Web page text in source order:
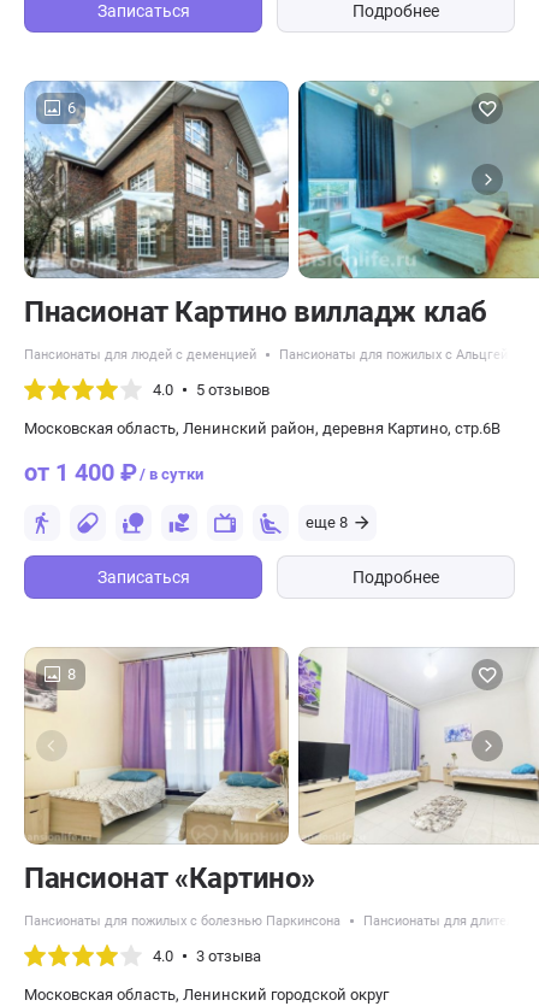
Записаться Подробнее
6
Пнасионат Картино вилладж клаб
Пансионаты для людей с деменцией Пансионаты для пожилых с
4.0 5 отзывов
Московская область, Ленинский район, деревня Картино, стр.6В
от 1 400 ₽/ в сутки
еще 8
Записаться Подробнее
8
Пансионат «Картино»
Пансионаты для пожилых с болезнью Паркинсона Пансионаты для
4.0 3 отзыва
Московская область, Ленинский городской округ